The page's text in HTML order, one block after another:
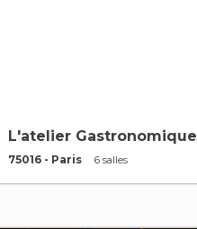
L'atelier Gastronomique
75016 - Paris 6 salles